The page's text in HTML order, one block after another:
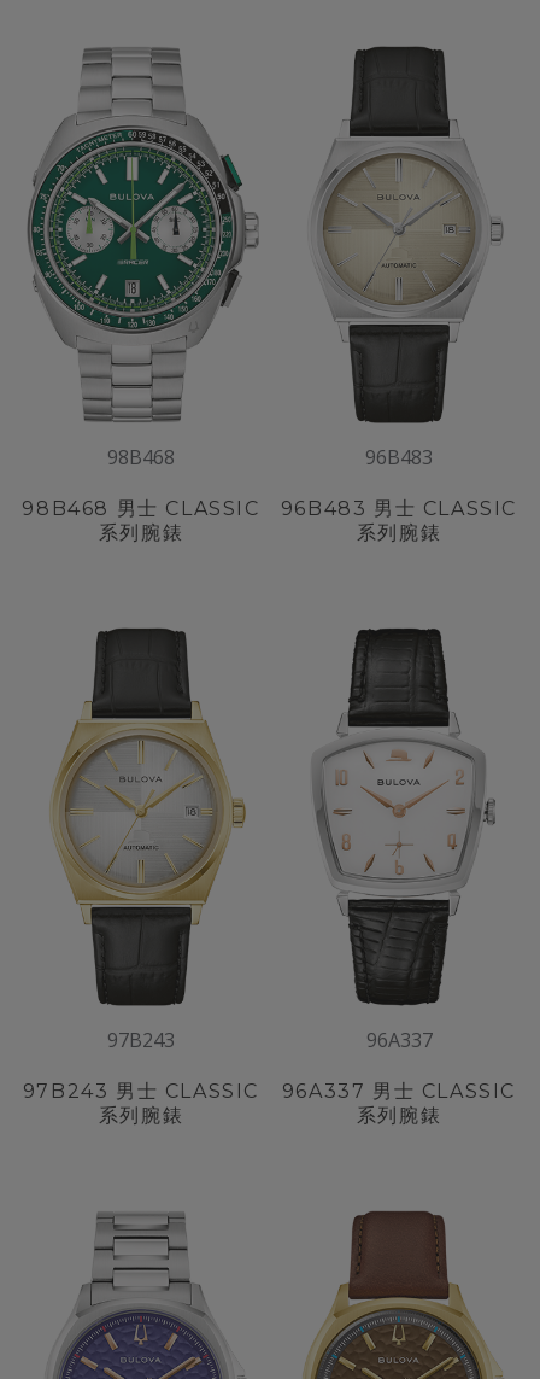
98B468
98B468 男士 CLASSIC
系列腕錶
96B483
96B483 男士 CLASSIC
系列腕錶
97B243
97B243 男士 CLASSIC
系列腕錶
96A337
96A337 男士 CLASSIC
系列腕錶